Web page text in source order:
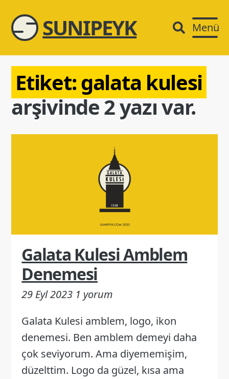
SUNIPEYK Menü
Etiket:galata kulesi
arşivinde 2 yazı var.
Galata Kulesi Amblem
Denemesi
29 Eyl 2023 1 yorum
Galata Kulesi amblem, logo, ikon
denemesi. Ben amblem demeyi daha
çok seviyorum. Ama diyememişim,
düzelttim. Logo da güzel, kısa ama